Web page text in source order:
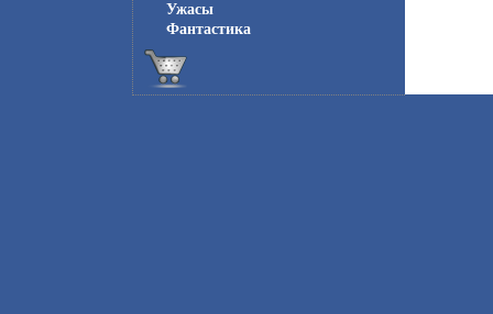
Ужасы
Фантастика